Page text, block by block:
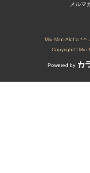
メルマ
Miu-Mint-Aloha *-
Copyright© Miu-
Powered by